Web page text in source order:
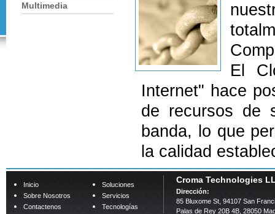
El
Internet" hace
de recursos de
banda, lo que
la calidad
Multimedia
Inicio
Sobre Nosotros
Contactenos
Soluciones
Servicios
Tecnologías
Croma Technologies
Dirección:
85 Bluxome St, 94107 San
Palas de Rey 20B 4B, 28050